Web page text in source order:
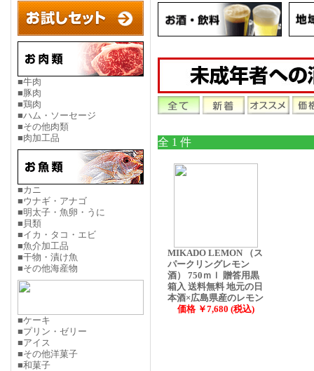
■牛肉
■豚肉
■鶏肉
■ハム・ソーセージ
■その他肉類
■肉加工品
■カニ
■ウナギ・アナゴ
■明太子・魚卵・うに
■貝類
■イカ・タコ・エビ
■魚介加工品
■干物・漬け魚
■その他海産物
■ケーキ
■プリン・ゼリー
■アイス
■その他洋菓子
■和菓子
全 1 件
MIKADO LEMON （ス
パークリングレモン
酒） 750ｍｌ 贈答用黒
箱入 送料無料 地元の日
本酒×広島県産のレモン
価格 ￥7,680 (税込)